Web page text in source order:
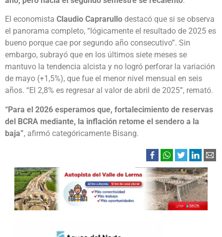
El economista Claudio Caprarullo destacó que si se observa
el panorama completo, “lógicamente el resultado de 2025 es
bueno porque cae por segundo año consecutivo”. Sin
embargo, subrayó que en los últimos siete meses se
mantuvo la tendencia alcista y no logró perforar la variación
de mayo (+1,5%), que fue el menor nivel mensual en seis
años. “El 2,8% es regresar al valor de abril de 2025”, remató.
“Para el 2026 esperamos que, fortalecimiento de reservas
del BCRA mediante, la inflación retome el sendero a la
baja”, afirmó categóricamente Bisang.